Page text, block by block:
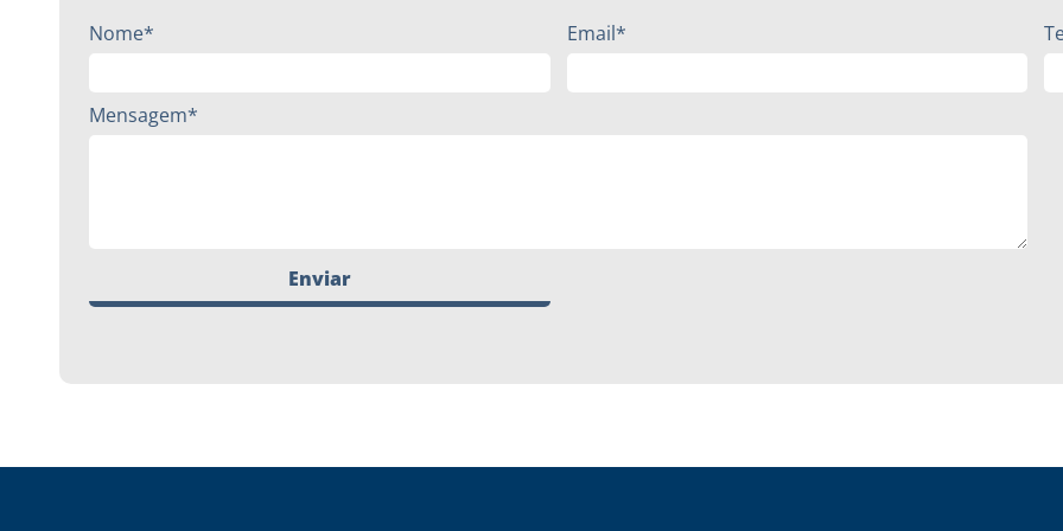
Nome* Email*
Mensagem*
Enviar